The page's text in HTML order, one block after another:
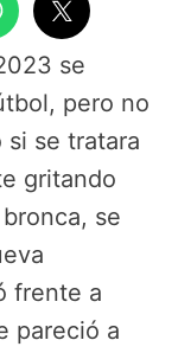
se
pero no
se tratara
gritando
se
frente a
pareció a